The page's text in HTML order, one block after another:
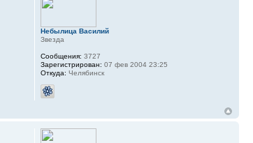
Небылица Василий
Звезда
Сообщения: 3727
Зарегистрирован: 07 фев 2004 23:25
Откуда: Челябинск